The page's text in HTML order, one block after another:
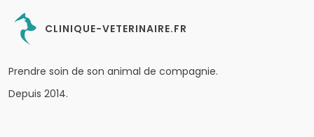
CLINIQUE-VETERINAIRE.FR
Prendre soin de son animal de compagnie.
Depuis 2014.